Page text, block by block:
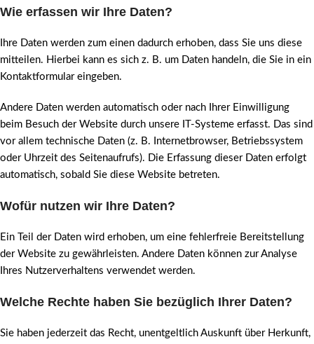
Wie erfassen wir Ihre Daten?
Ihre Daten werden zum einen dadurch erhoben, dass Sie uns diese
mitteilen. Hierbei kann es sich z. B. um Daten handeln, die Sie in ein
Kontaktformular eingeben.
Andere Daten werden automatisch oder nach Ihrer Einwilligung
beim Besuch der Website durch unsere IT-Systeme erfasst. Das sind
vor allem technische Daten (z. B. Internetbrowser, Betriebssystem
oder Uhrzeit des Seitenaufrufs). Die Erfassung dieser Daten erfolgt
automatisch, sobald Sie diese Website betreten.
Wofür nutzen wir Ihre Daten?
Ein Teil der Daten wird erhoben, um eine fehlerfreie Bereitstellung
der Website zu gewährleisten. Andere Daten können zur Analyse
Ihres Nutzerverhaltens verwendet werden.
Welche Rechte haben Sie bezüglich Ihrer Daten?
Sie haben jederzeit das Recht, unentgeltlich Auskunft über Herkunft,